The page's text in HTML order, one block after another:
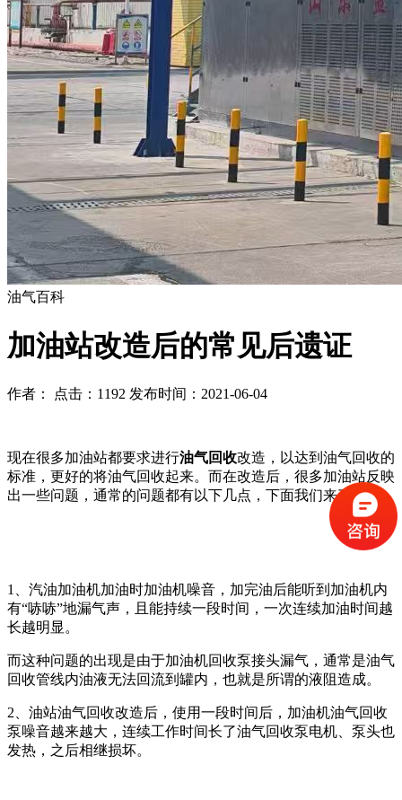
油气百科
加油站改造后的常见后遗证
作者： 点击：1192 发布时间：2021-06-04
现在很多加油站都要求进行油气回收改造，以达到油气回收的
标准，更好的将油气回收起来。而在改造后，很多加油站反映
出一些问题，通常的问题都有以下几点，下面我们来了解下。
1、汽油加油机加油时加油机噪音，加完油后能听到加油机内
有“哧哧”地漏气声，且能持续一段时间，一次连续加油时间越
长越明显。
而这种问题的出现是由于加油机回收泵接头漏气，通常是油气
回收管线内油液无法回流到罐内，也就是所谓的液阻造成。
2、油站油气回收改造后，使用一段时间后，加油机油气回收
泵噪音越来越大，连续工作时间长了油气回收泵电机、泵头也
发热，之后相继损坏。